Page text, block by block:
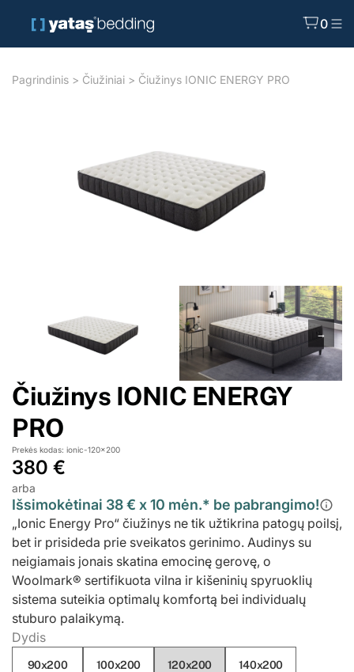
0
Pagrindinis > Čiužiniai > Čiužinys IONIC ENERGY PRO
→
Čiužinys IONIC ENERGY
PRO
380 €
Prekės kodas: ionic-120x200
arba
Išsimokėtinai 38 € x 10 mėn.* be pabrangimo!
„Ionic Energy Pro“ čiužinys ne tik užtikrina patogų poilsį,
bet ir prisideda prie sveikatos gerinimo. Audinys su
neigiamais jonais skatina emocinę gerovę, o
Woolmark® sertifikuota vilna ir kišeninių spyruoklių
sistema suteikia optimalų komfortą bei individualų
stuburo palaikymą.
Dydis
90x200 100x200 120x200 140x200